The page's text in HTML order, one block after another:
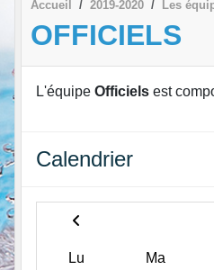
Accueil 2019-2020 Les
OFFICIELS
L'équipe Officiels est
Calendrier
Lu Ma